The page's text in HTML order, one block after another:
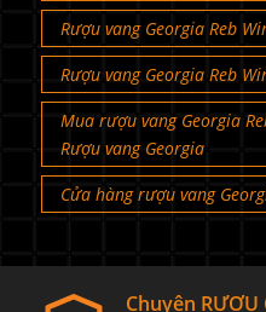
Rượu vang Georgia Reb
Rượu vang Georgia Reb
Mua rượu vang Georgia
Rượu vang Georgia
Cửa hàng rượu vang
Chuyên RƯỢU